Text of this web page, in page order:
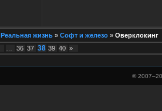
Реальная жизнь » Софт и железо » Оверклокинг
36 37 38 39 40 »
© 2007–